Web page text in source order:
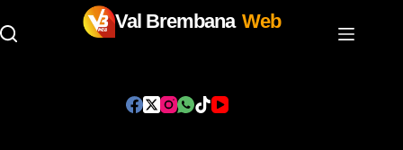
Val Brembana Web